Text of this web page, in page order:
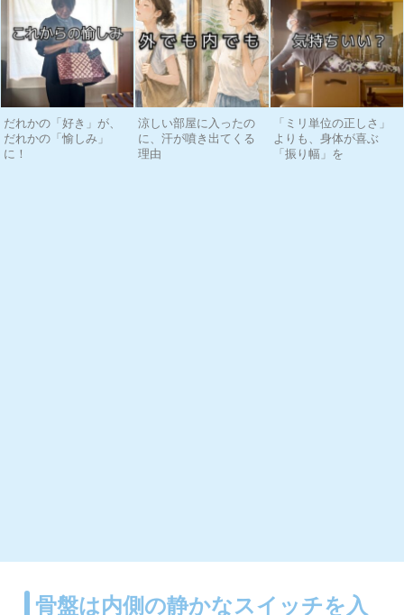
だれかの「好き」が、
だれかの「愉しみ」
に！
涼しい部屋に入ったの
に、汗が噴き出てくる
理由
「ミリ単位の正しさ」
よりも、身体が喜ぶ
「振り幅」を
骨盤は内側の静かなスイッチを入